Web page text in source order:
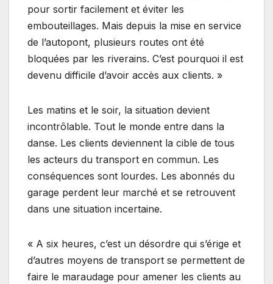
pour sortir facilement et éviter les
embouteillages. Mais depuis la mise en service
de l’autopont, plusieurs routes ont été
bloquées par les riverains. C’est pourquoi il est
devenu difficile d’avoir accès aux clients. »
Les matins et le soir, la situation devient
incontrôlable. Tout le monde entre dans la
danse. Les clients deviennent la cible de tous
les acteurs du transport en commun. Les
conséquences sont lourdes. Les abonnés du
garage perdent leur marché et se retrouvent
dans une situation incertaine.
« A six heures, c’est un désordre qui s’érige et
d’autres moyens de transport se permettent de
faire le maraudage pour amener les clients au